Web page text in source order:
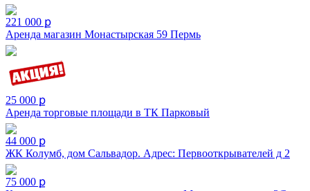
221 000 ք
Аренда магазин Монастырская 59 Пермь
25 000 ք
Аренда торговые площади в ТК Парковый
44 000 ք
ЖК Колумб, дом Сальвадор. Адрес: Первооткрывателей д 2
75 000 ք